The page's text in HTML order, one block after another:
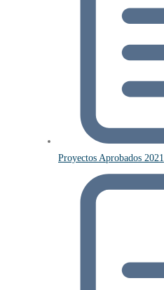
Proyectos Aprobados 2021